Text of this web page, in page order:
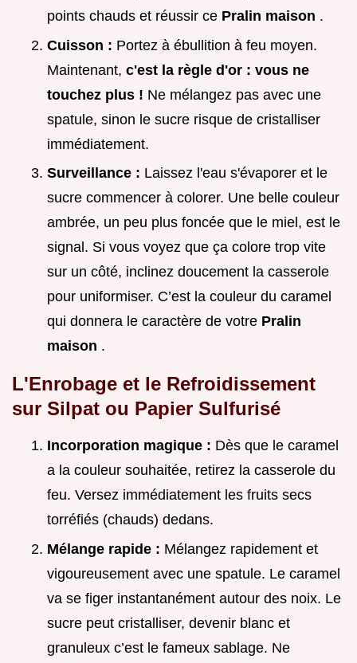
points chauds et réussir ce Pralin maison .
Cuisson : Portez à ébullition à feu moyen.
Maintenant, c'est la règle d'or : vous ne
touchez plus ! Ne mélangez pas avec une
spatule, sinon le sucre risque de cristalliser
immédiatement.
Surveillance : Laissez l'eau s'évaporer et le
sucre commencer à colorer. Une belle couleur
ambrée, un peu plus foncée que le miel, est le
signal. Si vous voyez que ça colore trop vite
sur un côté, inclinez doucement la casserole
pour uniformiser. C’est la couleur du caramel
qui donnera le caractère de votre Pralin
maison .
L'Enrobage et le Refroidissement
sur Silpat ou Papier Sulfurisé
Incorporation magique : Dès que le caramel
a la couleur souhaitée, retirez la casserole du
feu. Versez immédiatement les fruits secs
torréfiés (chauds) dedans.
Mélange rapide : Mélangez rapidement et
vigoureusement avec une spatule. Le caramel
va se figer instantanément autour des noix. Le
sucre peut cristalliser, devenir blanc et
granuleux c’est le fameux sablage. Ne